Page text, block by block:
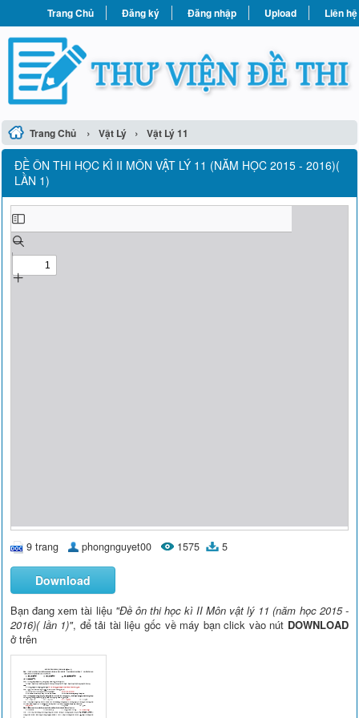
Trang Chủ Đăng ký Đăng nhập Upload Liên hệ
Trang Chủ › Vật Lý › Vật Lý 11
ĐỀ ÔN THI HỌC KÌ II MÔN VẬT LÝ 11 (NĂM HỌC 2015 - 2016)(
LẦN 1)
9 trang phongnguyet00 1575 5
Download
Bạn đang xem tài liệu "Đề ôn thi học kì II Môn vật lý 11 (năm học 2015 -
2016)( lần 1)", để tải tài liệu gốc về máy bạn click vào nút DOWNLOAD
ở trên